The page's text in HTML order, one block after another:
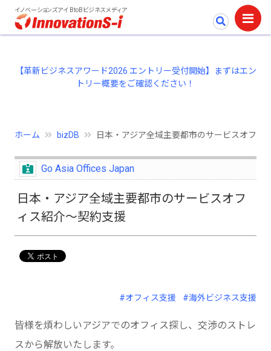
イノベーションズアイ BtoBビジネスメディア
【革新ビジネスアワード2026 エントリー受付開始】まずはエン
トリー概要をご確認ください！
ホーム bizDB 日本・アジア全域主要都市のサービスオフィ
Go Asia Offices Japan
日本・アジア全域主要都市のサービスオフ
ィス紹介～契約支援
#オフィス支援 #海外ビジネス支援
皆様を煩わしいアジアでのオフィス探し、交渉のストレ
スから解放いたします。